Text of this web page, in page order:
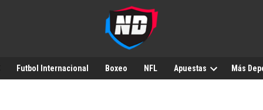
Futbol Internacional Boxeo NFL Apuestas Más